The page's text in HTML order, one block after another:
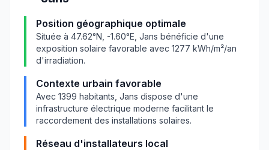
Position géographique optimale
Située à 47.62°N, -1.60°E, Jans bénéficie d'une
exposition solaire favorable avec 1277 kWh/m²/an
d'irradiation.
Contexte urbain favorable
Avec 1399 habitants, Jans dispose d'une
infrastructure électrique moderne facilitant le
raccordement des installations solaires.
Réseau d'installateurs local